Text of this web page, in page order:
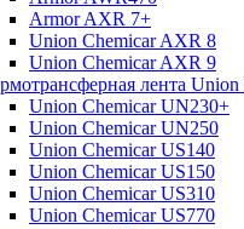
Armor AXR 7+
Union Chemicar AXR 8
Union Chemicar AXR 9
лента Union
Union Chemicar UN230+
Union Chemicar UN250
Union Chemicar US140
Union Chemicar US150
Union Chemicar US310
Union Chemicar US770